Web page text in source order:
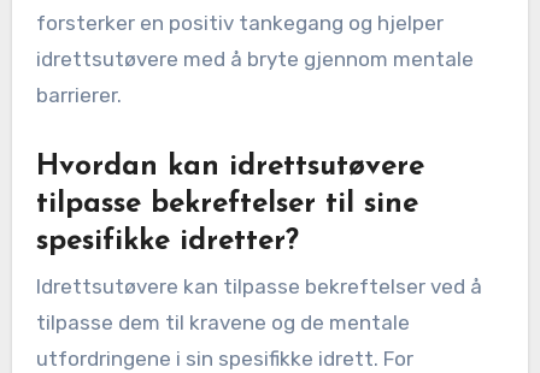
forsterker en positiv tankegang og hjelper
idrettsutøvere med å bryte gjennom mentale
barrierer.
Hvordan kan idrettsutøvere
tilpasse bekreftelser til sine
spesifikke idretter?
Idrettsutøvere kan tilpasse bekreftelser ved å
tilpasse dem til kravene og de mentale
utfordringene i sin spesifikke idrett. For